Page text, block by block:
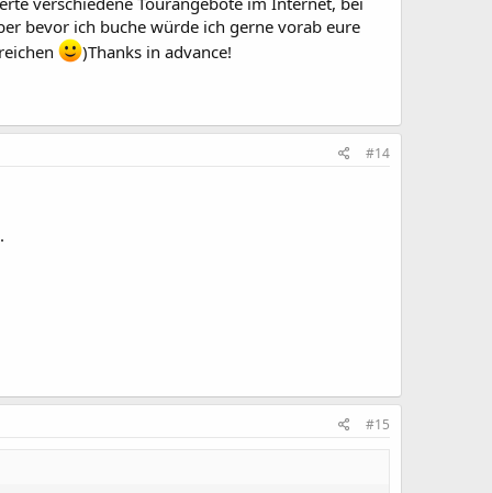
bevor ich buche würde ich gerne vorab eure
)Thanks in advance!
#14
#15